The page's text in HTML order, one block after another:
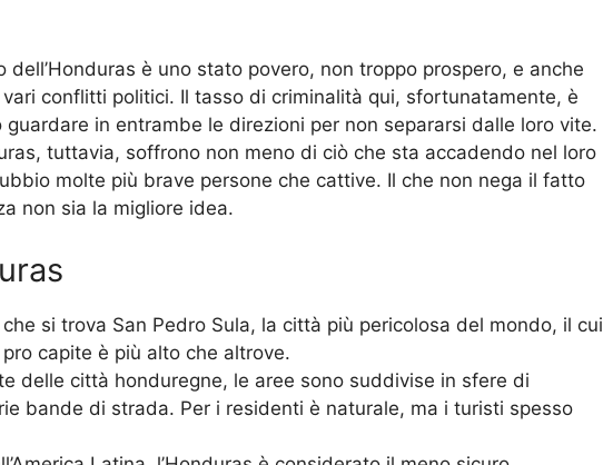
dell’Honduras è uno stato povero, non troppo prospero, e anche
conflitti politici. Il tasso di criminalità qui, sfortunatamente, è
in entrambe le direzioni per non separarsi dalle loro vite.
tuttavia, soffrono non meno di ciò che sta accadendo nel loro
molte più brave persone che cattive. Il che non nega il fatto
non sia la migliore idea.
si trova San Pedro Sula, la città più pericolosa del mondo, il cui
capite è più alto che altrove.
delle città honduregne, le aree sono suddivise in sfere di
bande di strada. Per i residenti è naturale, ma i turisti spesso